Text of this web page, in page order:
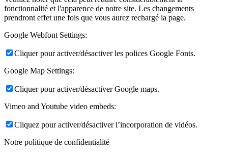
fonctionnalité et l'apparence de notre site. Les changements
prendront effet une fois que vous aurez rechargé la page.
Google Webfont Settings:
Cliquer pour activer/désactiver les polices Google Fonts.
Google Map Settings:
Cliquer pour activer/désactiver Google maps.
Vimeo and Youtube video embeds:
Cliquez pour activer/désactiver l’incorporation de vidéos.
Notre politique de confidentialité